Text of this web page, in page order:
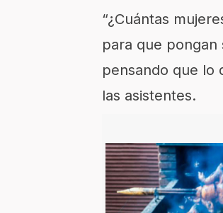
“¿Cuántas
para que pongan
pensando que lo
las asistentes.